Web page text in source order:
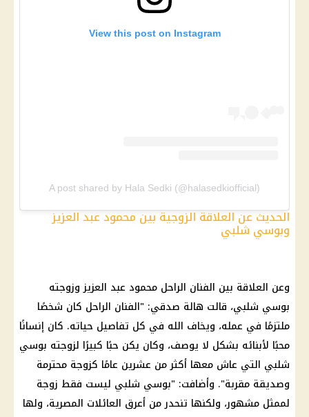
View this post on Instagram
A post shared by Hala Sedki (@halasedkiofficial)
الحديث عن العلاقة الزوجية بين محمود عبد العزيز
وبوسي شلبي
وعن العلاقة بين الفنان الراحل محمود عبد العزيز وزوجته
بوسي شلبي، قالت هالة صدقي: "الفنان الراحل كان شخصًا
ملتزمًا في عمله، ويخاف الله في كل تفاصيل حياته. كان إنسانًا
محبًا لأبنائه بشكل لا يوصف، وكان يكن حبًا كبيرًا لزوجته بوسي
شلبي التي عاش معها أكثر من عشرين عامًا كزوجة محترمة
وصديقة مقربة". وأضافت: "بوسي شلبي ليست فقط زوجة
لممثل مشهور، ولكنها تنحدر من أعرق العائلات المصرية، ولها